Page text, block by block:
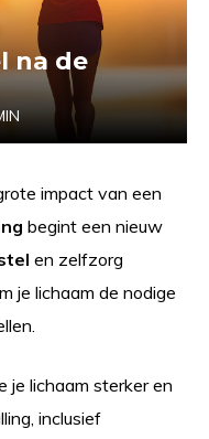
na de
impact van een
begint een nieuw
en zelfzorg
je lichaam de nodige
je lichaam sterker en
inclusief